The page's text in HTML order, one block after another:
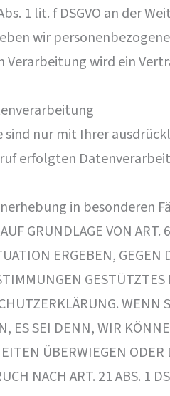
1 lit. f DSGVO an der
wir
Verarbeitung wird ein
nur mit Ihrer
erfolgten
in besonderen
GRUNDLAGE VON ART.
ERGEBEN,
ES SEI DENN, WIR
ÜBERWIEGEN
NACH ART. 21 ABS. 1